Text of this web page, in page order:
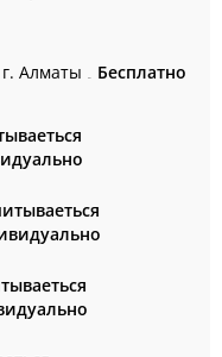
Алматы Бесплатно